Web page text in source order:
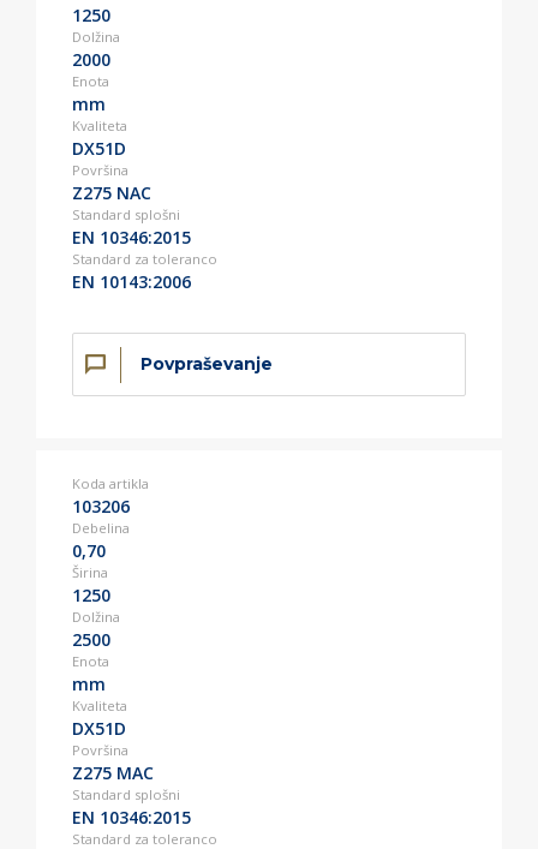
1250
Dolžina
2000
Enota
mm
Kvaliteta
DX51D
Površina
Z275 NAC
Standard splošni
EN 10346:2015
Standard za toleranco
EN 10143:2006
Povpraševanje
Koda artikla
103206
Debelina
0,70
Širina
1250
Dolžina
2500
Enota
mm
Kvaliteta
DX51D
Površina
Z275 MAC
Standard splošni
EN 10346:2015
Standard za toleranco